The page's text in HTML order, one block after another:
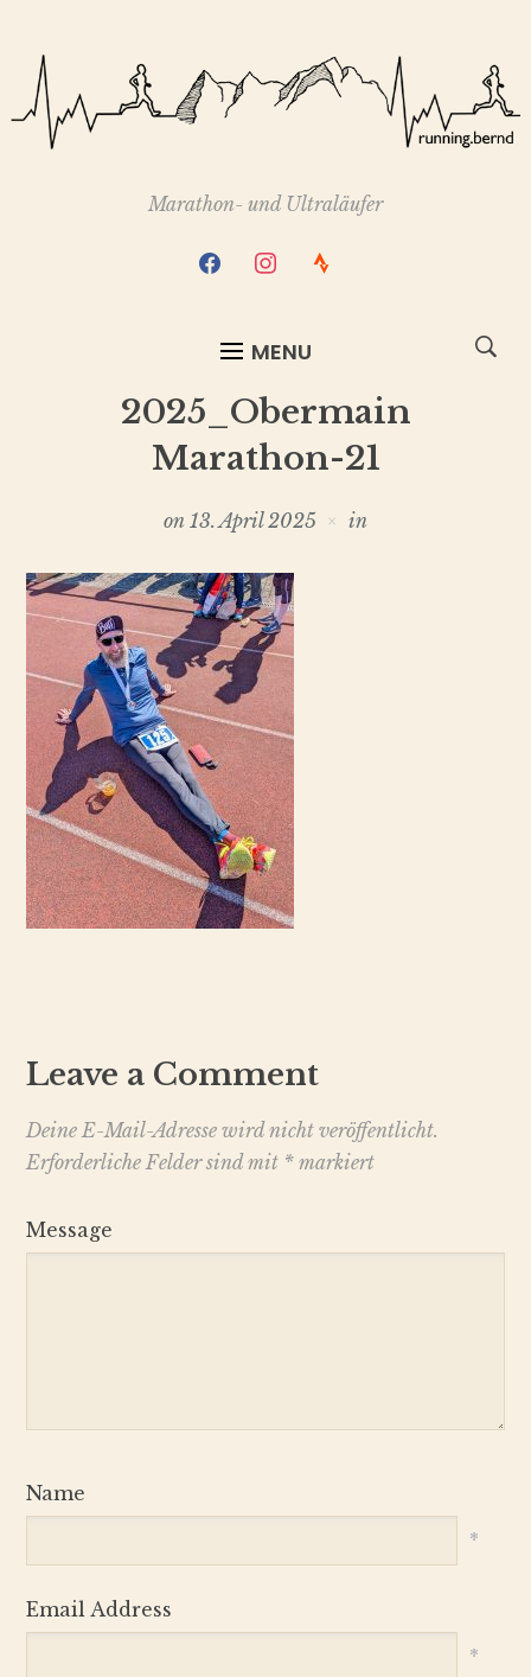
Marathon- und Ultraläufer
facebookinstagram
strava
MENU
2025_Obermain
Marathon-21
on 13. April 2025 in
Leave a Comment
Deine E-Mail-Adresse wird nicht veröffentlicht.
Erforderliche Felder sind mit *markiert
Message
Name
*
Email Address
*